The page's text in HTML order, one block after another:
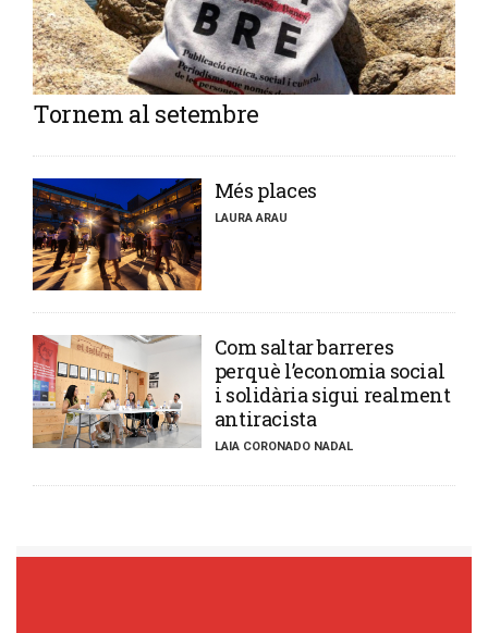
Tornem al setembre
​Més places
LAURA ARAU
​Com saltar barreres
perquè l’economia social
i solidària sigui realment
antiracista
LAIA CORONADO NADAL